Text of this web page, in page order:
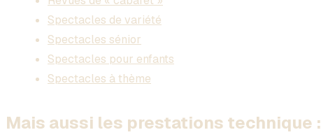
Spectacles de variété
Spectacles sénior
Spectacles pour enfants
Spectacles à thème
Mais aussi les prestations technique :